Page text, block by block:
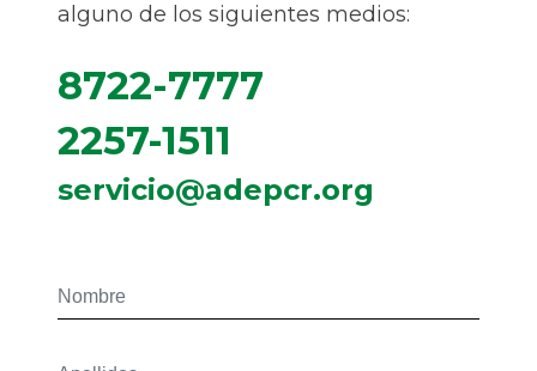
alguno de los siguientes medios:
8722-7777
2257-1511
servicio@adepcr.org